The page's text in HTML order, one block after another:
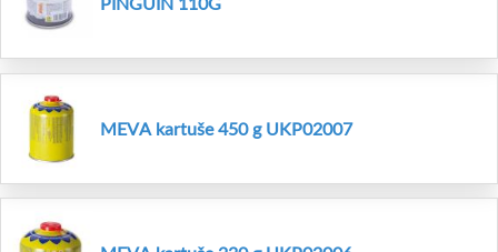
MEVA kartuše 450 g UKP02007